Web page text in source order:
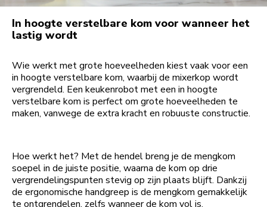
In hoogte verstelbare kom voor wanneer het
lastig wordt
Wie werkt met grote hoeveelheden kiest vaak voor een
in hoogte verstelbare kom, waarbij de mixerkop wordt
vergrendeld. Een keukenrobot met een in hoogte
verstelbare kom is perfect om grote hoeveelheden te
maken, vanwege de extra kracht en robuuste constructie.
Hoe werkt het? Met de hendel breng je de mengkom
soepel in de juiste positie, waarna de kom op drie
vergrendelingspunten stevig op zijn plaats blijft. Dankzij
de ergonomische handgreep is de mengkom gemakkelijk
te ontgrendelen, zelfs wanneer de kom vol is.